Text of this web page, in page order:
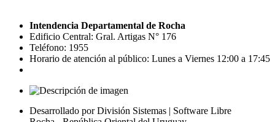
Intendencia Departamental de Rocha
Edificio Central: Gral. Artigas N° 176
Teléfono: 1955
Horario de atención al público: Lunes a Viernes 12:00 a 17:45
Desarrollado por División Sistemas | Software Libre